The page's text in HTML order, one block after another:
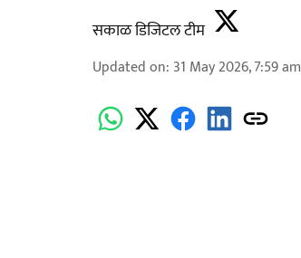
सकाळ डिजिटल टीम
Updated on: 31 May 2026, 7:59 am